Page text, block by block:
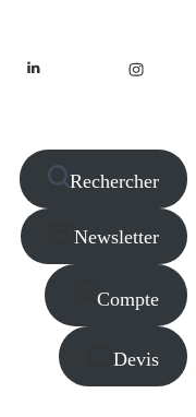
Rechercher
Newsletter
Compte
Devis